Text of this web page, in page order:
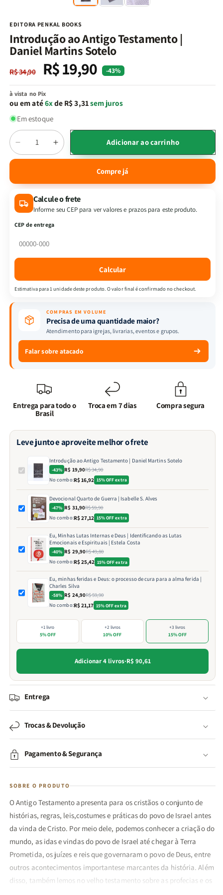
EDITORA PENKAL BOOKS
Introdução ao Antigo Testamento |
Daniel Martins Sotelo
Preço
normal
R$ 34,90
Preço
promocional
R$ 19,90 -43%
à vista no Pix
ou em até6xde R$ 3,31sem juros
Em estoque
Quantidade
Diminuir
a
Introdução
ao
Antigo
Testamento
Daniel
Aumentar
a
quantidade
Introdução
ao
Antigo
Adicionar ao carrinho
Compre já
Calcule o frete
Informe seu CEP para ver valores e prazos para este produto.
CEP de entrega
Calcular
Estimativa para 1 unidade deste produto. O valor final é confirmado no checkout.
COMPRAS EM VOLUME
Precisa de uma quantidade maior?
Atendimento para igrejas, livrarias, eventos e grupos.
Falar sobre atacado
Entrega para todo o
Brasil
Troca em 7 dias Compra segura
Leve junto e aproveite melhor o frete
Introdução ao Antigo Testamento | Daniel Martins Sotelo
-43% R$ 19,90R$ 34,90
No combo:R$ 16,92 15% OFF extra
Devocional Quarto de Guerra | Isabelle S. Alves
-47% R$ 31,90R$ 59,90
No combo:R$ 27,12 15% OFF extra
Eu, Minhas Lutas Internas e Deus | Identificando as Lutas
Emocionais e Espirituais | Estela Costa
-40% R$ 29,90R$ 49,80
No combo:R$ 25,42 15% OFF extra
Eu, minhas feridas e Deus: o processo de cura para a alma ferida |
Charles Silva
-58% R$ 24,90R$ 59,90
No combo:R$ 21,17 15% OFF extra
+1 livro
5% OFF
+2 livros
10% OFF
+3 livros
15% OFF
Adicionar 4 livros·R$ 90,61
Entrega
Trocas & Devolução
Pagamento & Segurança
SOBRE O PRODUTO
O Antigo Testamento apresenta para os cristãos o conjunto de
histórias, regras, leis,costumes e práticas do povo de Israel antes
da vinda de Cristo. Por meio dele, podemos conhecer a criação do
mundo, as idas e vindas do povo de Israel até chegar à Terra
Prometida, os juízes e reis que governaram o povo de Deus, entre
outros acontecimentos importantese marcantes da história. Além
disso, também lemos no velho testamento sobre as profecias e os